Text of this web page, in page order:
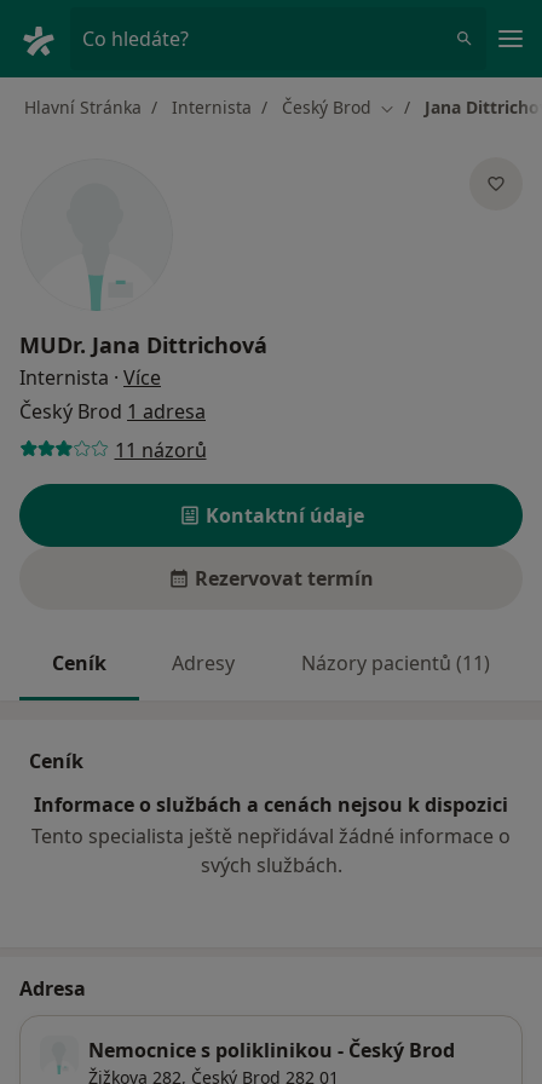
Co hledáte?
Hlavní Stránka Internista Český Brod Změna města
Jana
MUDr. Jana Dittrichová
Internista · Více
Český Brod 1 adresa
11 názorů
Kontaktní údaje
Rezervovat termín
Ceník Adresy Názory pacientů (11)
Ceník
Informace o službách a cenách nejsou k dispozici
Tento specialista ještě nepřidával žádné informace o
svých službách.
Adresa
Nemocnice s poliklinikou - Český Brod
Žižkova 282, Český Brod 282 01